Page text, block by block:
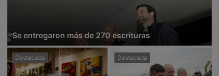
Se entregaron más de 270 escrituras
Destacada Destacada